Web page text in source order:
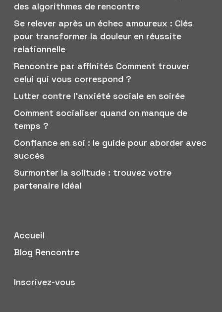
des algorithmes de rencontre
Se relever après un échec amoureux : Clés
pour transformer la douleur en réussite
relationnelle
Rencontre par affinités Comment trouver
celui qui vous correspond ?
Lutter contre l’anxiété sociale en soirée
Comment socialiser quand on manque de
temps ?
Confiance en soi : le guide pour aborder avec
succès
Surmonter la solitude : trouvez votre
partenaire idéal
Accueil
Blog Rencontre
Inscrivez-vous